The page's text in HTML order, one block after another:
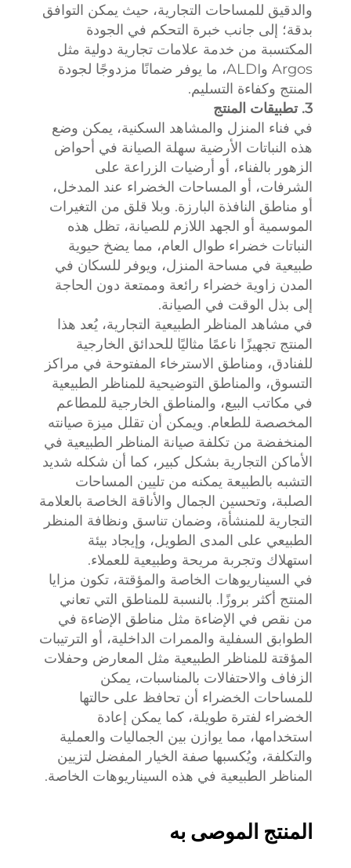
والدقيق للمساحات التجارية، حيث يمكن التوافق
بدقة؛ إلى جانب خبرة التحكم في الجودة
المكتسبة من خدمة علامات تجارية دولية مثل
Argos وALDI، ما يوفر ضمانًا مزدوجًا لجودة
المنتج وكفاءة التسليم.
3. تطبيقات المنتج
في فناء المنزل والمشاهد السكنية، يمكن وضع
هذه النباتات الأرضية سهلة الصيانة في أحواض
الزهور بالفناء، أو أرضيات الزراعة على
الشرفات، أو المساحات الخضراء عند المدخل،
أو مناطق النافذة البارزة. وبلا قلق من التغيرات
الموسمية أو الجهد اللازم للصيانة، تظل هذه
النباتات خضراء طوال العام، مما يضخ حيوية
طبيعية في مساحة المنزل، ويوفر للسكان في
المدن زاوية خضراء رائعة وممتعة دون الحاجة
إلى بذل الوقت في الصيانة.
في مشاهد المناظر الطبيعية التجارية، يُعد هذا
المنتج تجهيزًا ناعمًا مثاليًا للحدائق الخارجية
للفنادق، ومناطق الاسترخاء المفتوحة في مراكز
التسوق، والمناطق التوضيحية للمناظر الطبيعية
في مكاتب البيع، والمناطق الخارجية للمطاعم
المخصصة للطعام. ويمكن أن تقلل ميزة صيانته
المنخفضة من تكلفة صيانة المناظر الطبيعية في
الأماكن التجارية بشكل كبير، كما أن شكله شديد
التشبه بالطبيعة يمكنه من تليين المساحات
الصلبة، وتحسين الجمال والأناقة الخاصة بالعلامة
التجارية للمنشأة، وضمان تناسق ونظافة المنظر
الطبيعي على المدى الطويل، وإيجاد بيئة
استهلاك وتجربة مريحة وطبيعية للعملاء.
في السيناريوهات الخاصة والمؤقتة، تكون مزايا
المنتج أكثر بروزًا. بالنسبة للمناطق التي تعاني
من نقص في الإضاءة مثل مناطق الإضاءة في
الطوابق السفلية والممرات الداخلية، أو الترتيبات
المؤقتة للمناظر الطبيعية مثل المعارض وحفلات
الزفاف والاحتفالات بالمناسبات، يمكن
للمساحات الخضراء أن تحافظ على حالتها
الخضراء لفترة طويلة، كما يمكن إعادة
استخدامها، مما يوازن بين الجماليات والعملية
والتكلفة، ويُكسبها صفة الخيار المفضل لتزيين
المناظر الطبيعية في هذه السيناريوهات الخاصة.
المنتج الموصى به